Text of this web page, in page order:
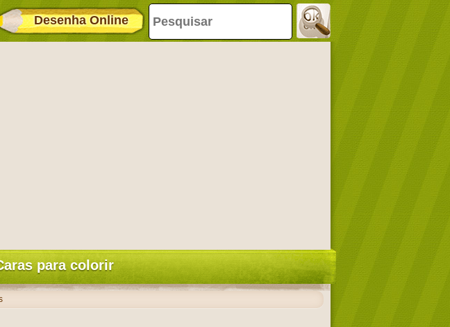
Desenha Online
para colorir